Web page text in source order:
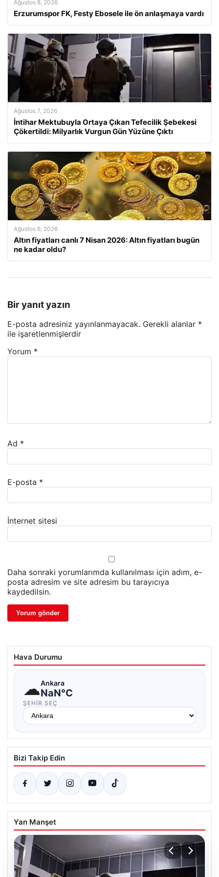
Ağustos 8, 2026
Erzurumspor FK, Festy Ebosele ile ön anlaşmaya vardı
Ağustos 7, 2026
İntihar Mektubuyla Ortaya Çıkan Tefecilik Şebekesi
Çökertildi: Milyarlık Vurgun Gün Yüzüne Çıktı
Ağustos 6, 2026
Altın fiyatları canlı 7 Nisan 2026: Altın fiyatları bugün
ne kadar oldu?
Bir yanıt yazın
E-posta adresiniz yayınlanmayacak. Gerekli alanlar *
ile işaretlenmişlerdir
Yorum *
Ad *
E-posta *
İnternet sitesi
Daha sonraki yorumlarımda kullanılması için adım, e-
posta adresim ve site adresim bu tarayıcıya
kaydedilsin.
Hava Durumu
☁Ankara
NaN°C
ŞEHIR SEÇ
Bizi Takip Edin
Yan Manşet